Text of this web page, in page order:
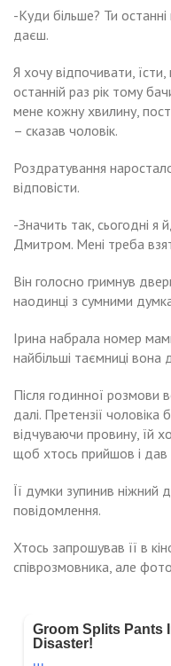
-Куди більше? Ти останні
даєш.
Я хочу відпочивати,
останній раз рік тому
мене кожну хвилину,
– сказав чоловік.
Роздратування
відповісти.
-Значить так, сьогодні я
Дмитром. Мені треба
Він голосно гримнув
наодинці з сумними
Ірина набрала номер
найбільші таємниці вона
Після годинної розмови
далі. Претензії чоловіка
відчуваючи провину, їй
щоб хтось прийшов і дав
Її думки зупинив ніжний
повідомлення.
Хтось запрошував її в
співрозмовника, але